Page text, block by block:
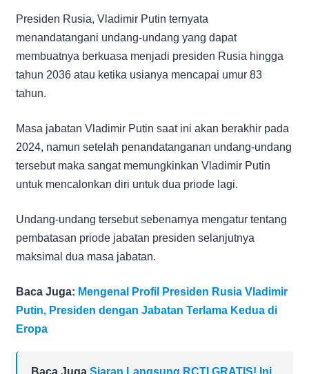
Presiden Rusia, Vladimir Putin ternyata
menandatangani undang-undang yang dapat
membuatnya berkuasa menjadi presiden Rusia hingga
tahun 2036 atau ketika usianya mencapai umur 83
tahun.
Masa jabatan Vladimir Putin saat ini akan berakhir pada
2024, namun setelah penandatanganan undang-undang
tersebut maka sangat memungkinkan Vladimir Putin
untuk mencalonkan diri untuk dua priode lagi.
Undang-undang tersebut sebenarnya mengatur tentang
pembatasan priode jabatan presiden selanjutnya
maksimal dua masa jabatan.
Baca Juga: Mengenal Profil Presiden Rusia Vladimir
Putin, Presiden dengan Jabatan Terlama Kedua di
Eropa
Baca Juga Siaran Langsung RCTI GRATIS! Ini